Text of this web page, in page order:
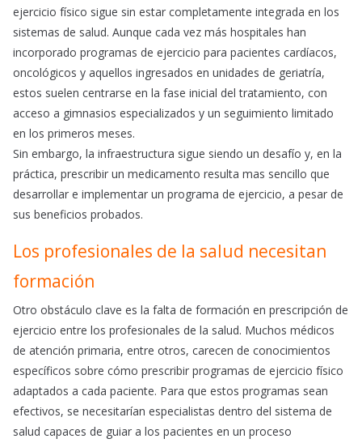
ejercicio físico sigue sin estar completamente integrada en los
sistemas de salud. Aunque cada vez más hospitales han
incorporado programas de ejercicio para pacientes cardíacos,
oncológicos y aquellos ingresados en unidades de geriatría,
estos suelen centrarse en la fase inicial del tratamiento, con
acceso a gimnasios especializados y un seguimiento limitado
en los primeros meses.
Sin embargo, la infraestructura sigue siendo un desafío y, en la
práctica, prescribir un medicamento resulta mas sencillo que
desarrollar e implementar un programa de ejercicio, a pesar de
sus beneficios probados.
Los profesionales de la salud necesitan
formación
Otro obstáculo clave es la falta de formación en prescripción de
ejercicio entre los profesionales de la salud. Muchos médicos
de atención primaria, entre otros, carecen de conocimientos
específicos sobre cómo prescribir programas de ejercicio físico
adaptados a cada paciente. Para que estos programas sean
efectivos, se necesitarían especialistas dentro del sistema de
salud capaces de guiar a los pacientes en un proceso